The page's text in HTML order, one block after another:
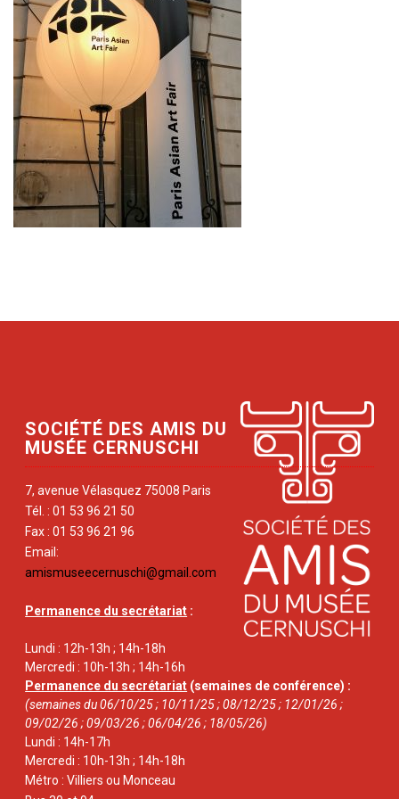
SOCIÉTÉ DES AMIS DU
MUSÉE CERNUSCHI
7, avenue Vélasquez 75008 Paris
Tél. : 01 53 96 21 50
Fax : 01 53 96 21 96
Email:
amismuseecernuschi@gmail.com
Permanence du secrétariat :
Lundi : 12h-13h ; 14h-18h
Mercredi : 10h-13h ; 14h-16h
Permanence du secrétariat (semaines de conférence) :
(semaines du 06/10/25 ; 10/11/25 ; 08/12/25 ; 12/01/26 ;
09/02/26 ; 09/03/26 ; 06/04/26 ; 18/05/26)
Lundi : 14h-17h
Mercredi : 10h-13h ; 14h-18h
Métro : Villiers ou Monceau